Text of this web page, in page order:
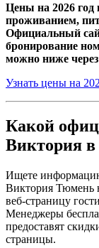
Цены на 2026 год
проживанием,
Официальный
бронирование
можно ниже
Узнать цены на
Какой
Виктория
Ищете
Виктория Тюмень
веб-страницу
Менеджеры
предоставят
страницы.